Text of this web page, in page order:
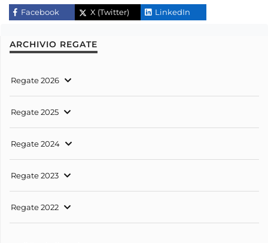
Facebook X (Twitter) LinkedIn
ARCHIVIO REGATE
Regate 2026
Regate 2025
Regate 2024
Regate 2023
Regate 2022